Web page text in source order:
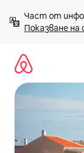
към
съдържанието
Показване на